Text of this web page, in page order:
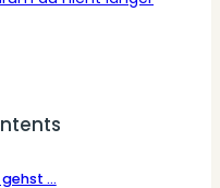
gehst …